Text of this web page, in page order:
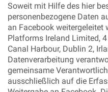
Soweit mit Hilfe des hier
personenbezogene Daten
an Facebook weitergeleitet
Platforms Ireland Limited,
Canal Harbour, Dublin 2,
Datenverarbeitung
gemeinsame
ausschließlich auf die